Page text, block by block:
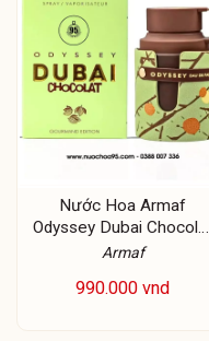
Nước Hoa Armaf
Odyssey Dubai Chocolat
EDP
Armaf
990.000 vnd